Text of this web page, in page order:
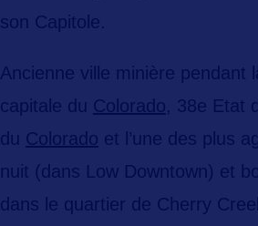
son Capitole.
Ancienne ville minière pendant
capitale du Colorado, 38e Etat
du Colorado et l’une des plus
nuit (dans Low Downtown) et
dans le quartier de Cherry